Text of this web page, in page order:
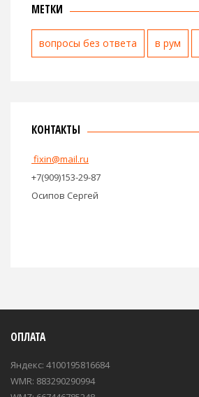
МЕТКИ
вопросы без ответа в рум
КОНТАКТЫ
fixin@mail.ru
+7(909)153-29-87
Осипов Сергей
ОПЛАТА
Яндекс: 4100195816684
WMR: 883290290994